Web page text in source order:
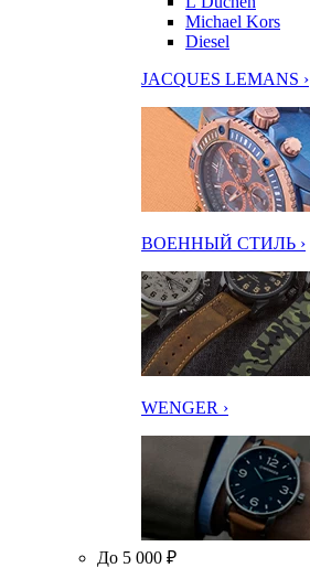
Michael Kors
Diesel
JACQUES LEMANS ›
ВОЕННЫЙ СТИЛЬ ›
WENGER ›
До 5 000 ₽